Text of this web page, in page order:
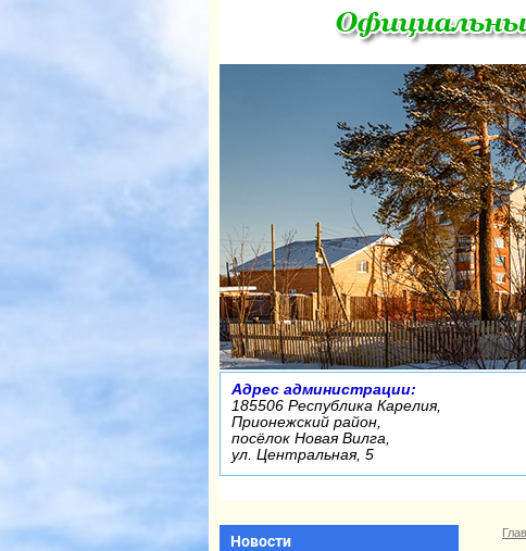
Адрес администрации:
185506 Республика Карелия,
Прионежский район,
посёлок Новая Вилга,
ул. Центральная, 5
Новости